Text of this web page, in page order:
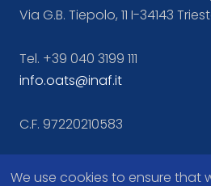
Via G.B. Tiepolo, 11 I-34143
Tel. +39 040 3199 111
info.oats@inaf.it
C.F. 97220210583
We use cookies to ensure that